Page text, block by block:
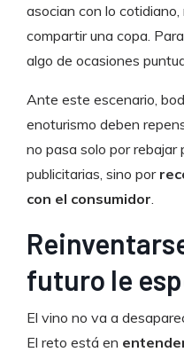
asocian con lo
compartir una copa.
algo de ocasiones
Ante este escenario,
enoturismo deben
no pasa solo por rebajar
publicitarias, sino por
con el consumidor
futuro le
El vino no va a
El reto está en